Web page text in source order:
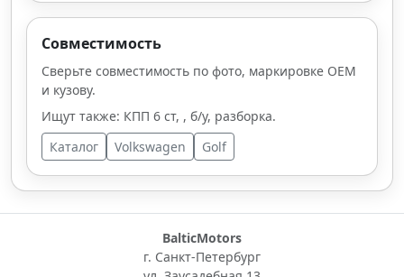
Совместимость
Сверьте совместимость по фото, маркировке OEM
и кузову.
Ищут также: КПП 6 ст, , б/у, разборка.
Каталог
Volkswagen Golf
BalticMotors
г. Санкт-Петербург